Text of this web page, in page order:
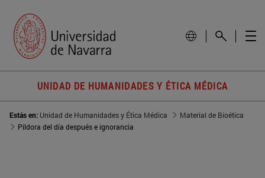
UNIDAD DE HUMANIDADES Y ÉTICA MÉDICA
Estás en: Unidad de Humanidades y Ética Médica
Material de Bioética
Píldora del día después e ignorancia